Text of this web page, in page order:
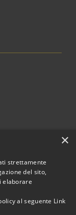
2026 • Comune di
e San Piero •
byMunicipium•
×
strettamente
del sito,
elaborare
al seguente Link